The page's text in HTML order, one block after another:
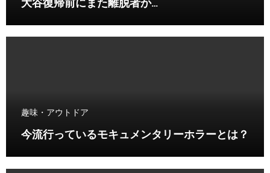
大谷復帰前にまた離脱者か…
趣味・アウトドア
今流行っているモキュメンタリーホラーとは？